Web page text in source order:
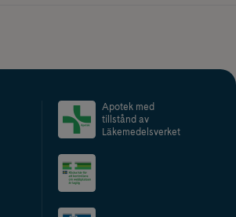
Apotek med
tillstånd av
Läkemedelsverket